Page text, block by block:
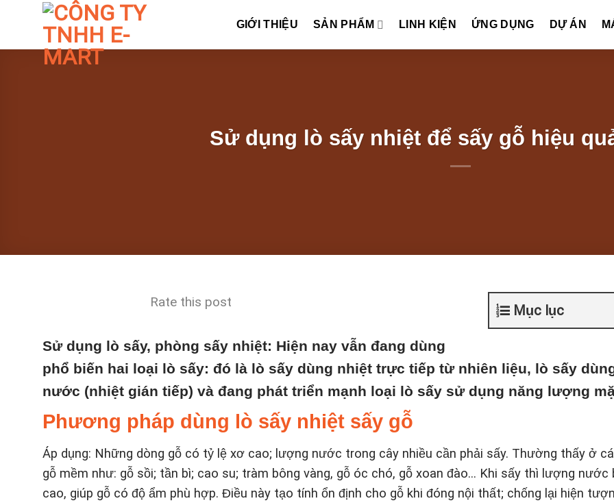
GIỚI THIỆU SẢN PHẨM LINH KIỆN ỨNG DỤNG DỰ ÁN
Sử dụng lò sấy nhiệt để sấy gỗ hiệu
Mục lục
Rate this post
Sử dụng lò sấy, phòng sấy nhiệt: Hiện nay vẫn đang dùng
phổ biến hai loại lò sấy: đó là lò sấy dùng nhiệt trực tiếp từ nhiên liệu, lò sấy
nước (nhiệt gián tiếp) và đang phát triển mạnh loại lò sấy sử dụng năng lượng
Phương pháp dùng lò sấy nhiệt sấy gỗ
Áp dụng: Những dòng gỗ có tỷ lệ xơ cao; lượng nước trong cây nhiều cần phải sấy. Thường thấy ở
gỗ mềm như: gỗ sồi; tần bì; cao su; tràm bông vàng, gỗ óc chó, gỗ xoan đào… Khi sấy thì lượng nước
cao, giúp gỗ có độ ẩm phù hợp. Điều này tạo tính ổn định cho gỗ khi đóng nội thất; chống lại hiện